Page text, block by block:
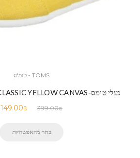
TOMS - טומ'ס
נעלי טומס-TOMS SHOES – CLASSIC YELLOW CANVAS
399.00₪
149.00₪
בחר מהאפשרויות